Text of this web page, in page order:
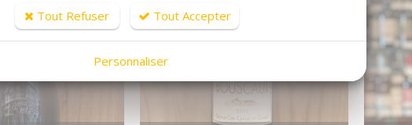
Tout Refuser Tout Accepter
Personnaliser